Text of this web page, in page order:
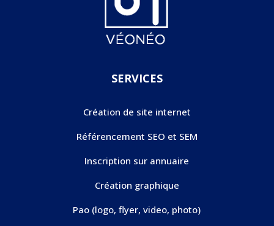
SERVICES
Création de site internet
Référencement SEO et SEM
Inscription sur annuaire
Création graphique
Pao (logo, flyer, video, photo)